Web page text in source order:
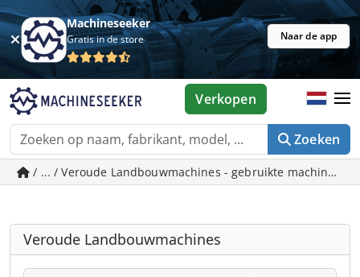
Machineseeker
Gratis in de store Naar de app
Zoeken
Verkopen
/ ... / Veroude Landbouwmachines - gebruikte machines in
Veroude Landbouwmachines